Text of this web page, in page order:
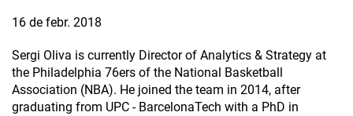
16 de febr. 2018
Sergi Oliva is currently Director of Analytics & Strategy at
the Philadelphia 76ers of the National Basketball
Association (NBA). He joined the team in 2014, after
graduating from UPC - BarcelonaTech with a PhD in